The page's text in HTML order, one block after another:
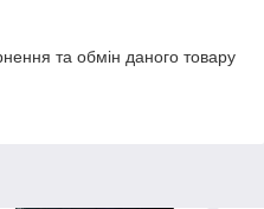
та обмін даного товару